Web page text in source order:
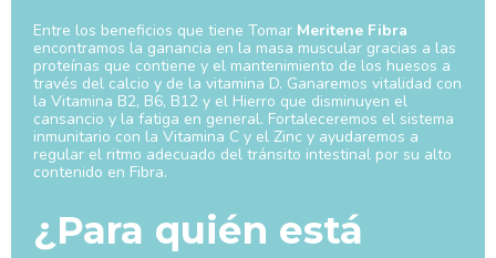
Entre los beneficios que tiene Tomar Meritene Fibra
encontramos la ganancia en la masa muscular gracias a las
proteínas que contiene y el mantenimiento de los huesos a
través del calcio y de la vitamina D. Ganaremos vitalidad con
la Vitamina B2, B6, B12 y el Hierro que disminuyen el
cansancio y la fatiga en general. Fortaleceremos el sistema
inmunitario con la Vitamina C y el Zinc y ayudaremos a
regular el ritmo adecuado del tránsito intestinal por su alto
contenido en Fibra.
¿Para quién está